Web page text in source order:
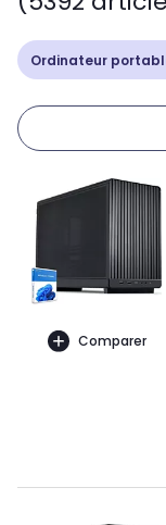
Ordinateur
Comparer